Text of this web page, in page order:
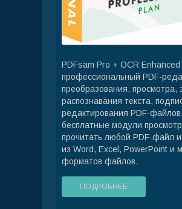
PDFsam Pro + OCR
профессиональный PDF-
преобразования,
распознавания текста,
редактирования PDF-
бесплатные модули
прочитать любой PDF-файл и
из Word, Excel, PowerPoint и
форматов файлов.
ПОДРОБНЕЕ